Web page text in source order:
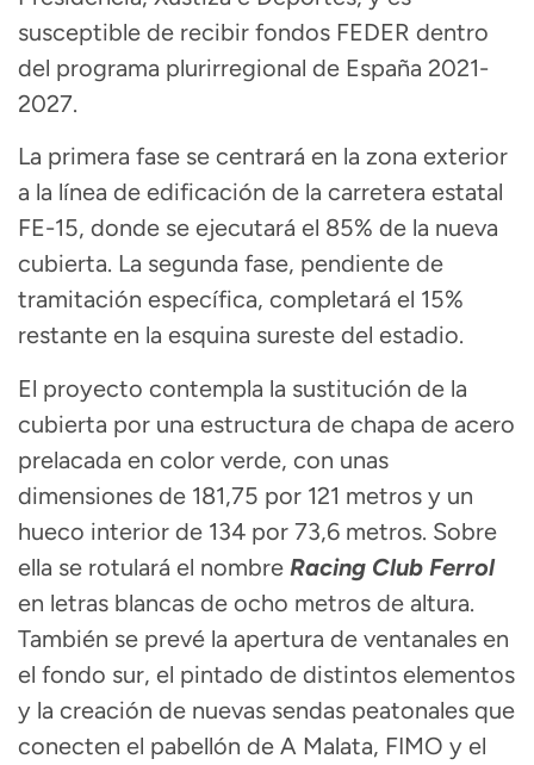
susceptible de recibir fondos FEDER dentro
del programa plurirregional de España 2021-
2027.
La primera fase se centrará en la zona exterior
a la línea de edificación de la carretera estatal
FE-15, donde se ejecutará el 85% de la nueva
cubierta. La segunda fase, pendiente de
tramitación específica, completará el 15%
restante en la esquina sureste del estadio.
El proyecto contempla la sustitución de la
cubierta por una estructura de chapa de acero
prelacada en color verde, con unas
dimensiones de 181,75 por 121 metros y un
hueco interior de 134 por 73,6 metros. Sobre
ella se rotulará el nombre Racing Club Ferrol
en letras blancas de ocho metros de altura.
También se prevé la apertura de ventanales en
el fondo sur, el pintado de distintos elementos
y la creación de nuevas sendas peatonales que
conecten el pabellón de A Malata, FIMO y el